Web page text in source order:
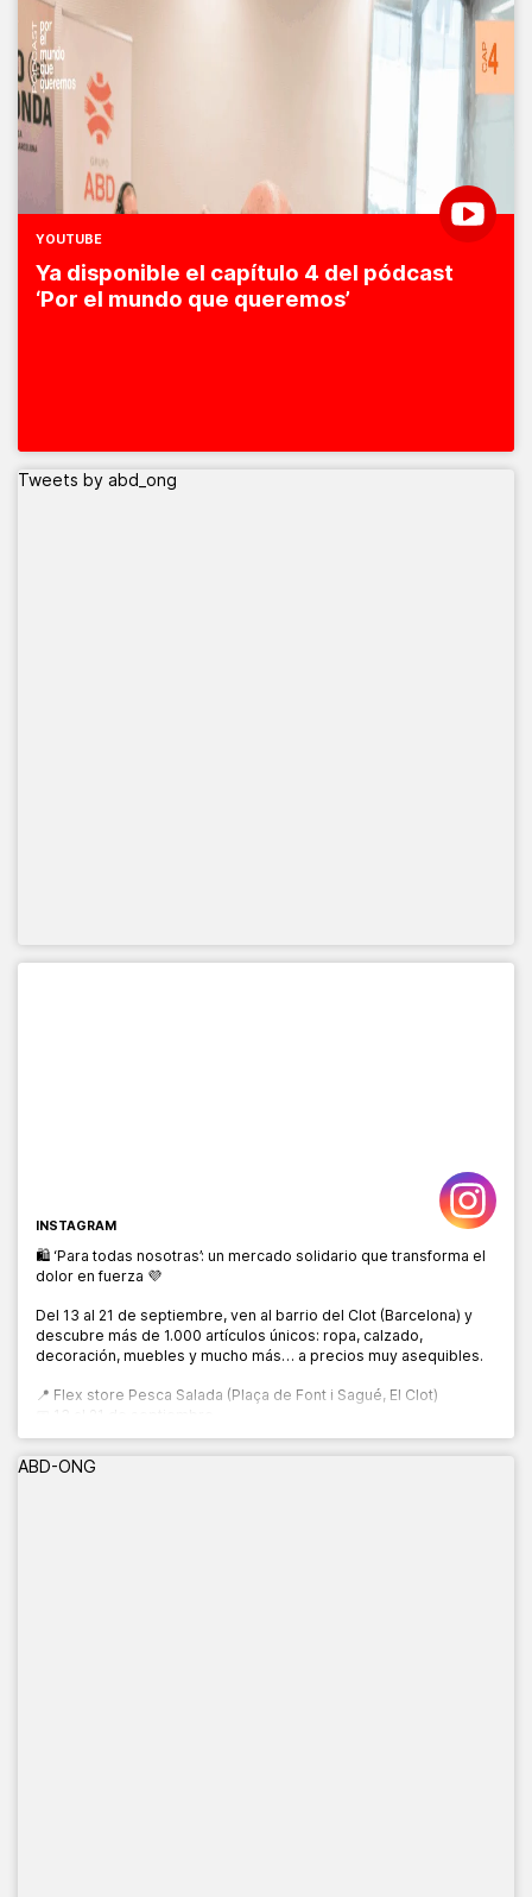
YOUTUBE
Ya disponible el capítulo 4 del pódcast
‘Por el mundo que queremos’
Tweets by abd_ong
INSTAGRAM
🛍️ ‘Para todas nosotras’: un mercado solidario que transforma el
dolor en fuerza 💜
Del 13 al 21 de septiembre, ven al barrio del Clot (Barcelona) y
descubre más de 1.000 artículos únicos: ropa, calzado,
decoración, muebles y mucho más… a precios muy asequibles.
📍 Flex store Pesca Salada (Plaça de Font i Sagué, El Clot)
🕙 10:00 a 20:00 h
ABD-ONG